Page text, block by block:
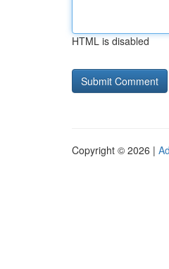
HTML is disabled
Copyright © 2026 |